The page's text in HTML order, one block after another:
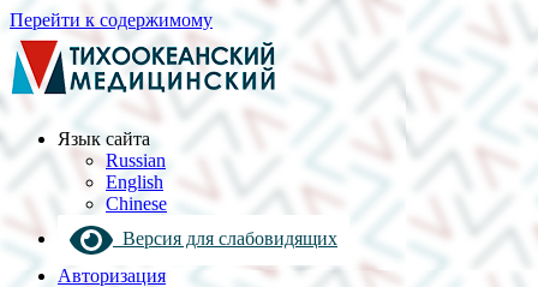
Перейти к содержимому
Язык cайта
Russian
English
Chinese
Версия для слабовидящих
Авторизация